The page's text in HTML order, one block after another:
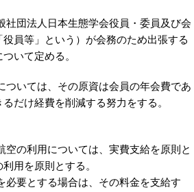
社団法人日本生態学会役員・委員及び会
員等」という）が会務のため出張する
いて定める。
ついては、その原資は会員の年会費であ
だけ経費を削減する努力をする。
空の利用については、実費支給を原則と
用を原則とする。
必要とする場合は、その料金を支給す